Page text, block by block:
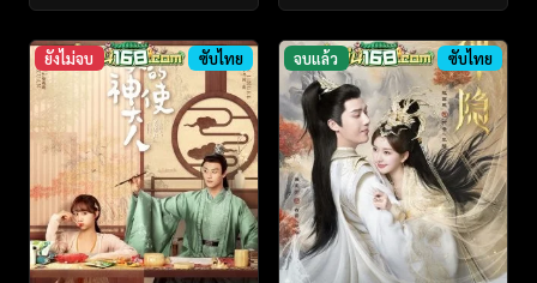
ยังไม่จบ ซับไทย จบแล้ว ซับไทย